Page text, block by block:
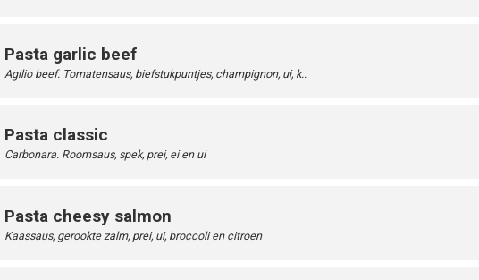
Pasta garlic beef
Agilio beef. Tomatensaus, biefstukpuntjes, champignon, ui, k..
Pasta classic
Carbonara. Roomsaus, spek, prei, ei en ui
Pasta cheesy salmon
Kaassaus, gerookte zalm, prei, ui, broccoli en citroen